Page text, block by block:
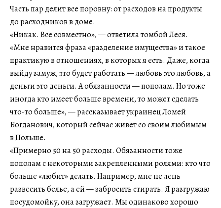
Часть пар делит все поровну: от расходов на продукты
до расходников в доме.
«Никак. Все совместно», — ответила томбой Леся.
«Мне нравится фраза «разделение имущества» и такое
практикую в отношениях, в которых я есть. Даже, когда
выйду замуж, это будет работать — любовь это любовь, а
деньги это деньги. А обязанности — пополам. Но тоже
иногда кто имеет больше времени, то может сделать
что-то больше», — рассказывает украинец Ломей
Богданович, который сейчас живет со своим любимым
в Польше.
«Примерно 50 на 50 расходы. Обязанности тоже
пополам с некоторыми закрепленными ролями: кто что
больше «любит» делать. Например, мне не лень
развесить белье, а ей — забросить стирать. Я разгружаю
посудомойку, она загружает. Мы одинаково хорошо